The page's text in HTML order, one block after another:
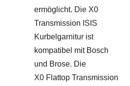
ermöglicht. Die X0
Transmission ISIS
Kurbelgarnitur ist
kompatibel mit Bosch
und Brose. Die
X0 Flattop Transmission